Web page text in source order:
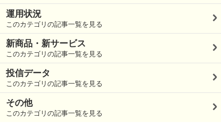
運用状況
このカテゴリの記事一覧を見る
新商品・新サービス
このカテゴリの記事一覧を見る
投信データ
このカテゴリの記事一覧を見る
その他
このカテゴリの記事一覧を見る